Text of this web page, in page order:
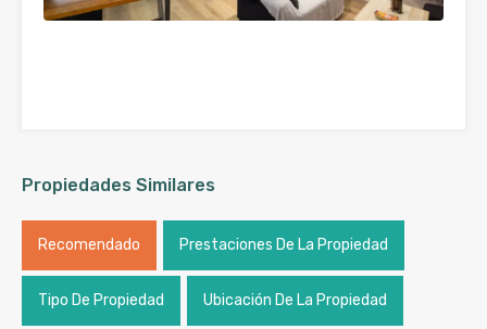
Propiedades Similares
Recomendado Prestaciones De La Propiedad
Tipo De Propiedad Ubicación De La Propiedad